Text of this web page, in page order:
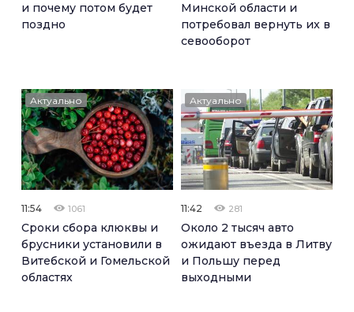
и почему потом будет
поздно
Минской области и
потребовал вернуть их в
севооборот
Актуально
11:54 1061
Сроки сбора клюквы и
брусники установили в
Витебской и Гомельской
областях
Актуально
11:42 281
Около 2 тысяч авто
ожидают въезда в Литву
и Польшу перед
выходными